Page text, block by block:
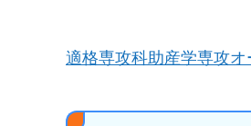
適格専攻科助産学専攻